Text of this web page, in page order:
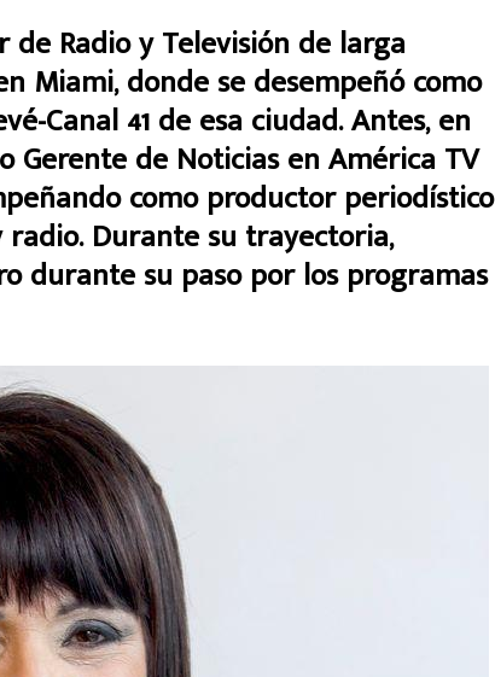
Radio y Televisión de larga
Miami, donde se desempeñó como
Canal 41 de esa ciudad. Antes, en
de Noticias en América TV
como productor periodístico
Durante su trayectoria,
durante su paso por los programas